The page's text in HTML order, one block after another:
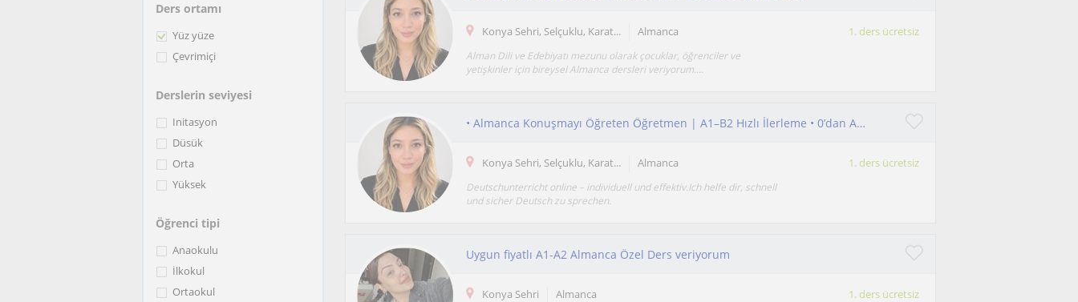
Ders ortamı
Yüz yüze
Çevrimiçi
Derslerin seviyesi
Initasyon
Düsük
Orta
Yüksek
Öğrenci tipi
Anaokulu
İlkokul
Ortaokul
Konya Sehri, Selçuklu, Karat... Almanca 1. ders ücretsiz
Alman Dili ve Edebiyatı mezunu olarak çocuklar, öğrenciler ve
yetişkinler için bireysel Almanca dersleri veriyorum....
• Almanca Konuşmayı Öğreten Öğretmen | A1–B2 Hızlı İlerleme • 0’dan Almanca Öğren | Konuşma Garantili Özel Ders
Konya Sehri, Selçuklu, Karat... Almanca 1. ders ücretsiz
Deutschunterricht online – individuell und effektiv.Ich helfe dir, schnell
und sicher Deutsch zu sprechen.
Uygun fiyatlı A1-A2 Almanca Özel Ders veriyorum
Konya Sehri Almanca 1. ders ücretsiz